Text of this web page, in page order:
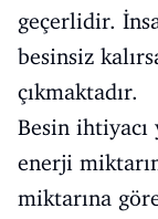
geçerlidir.
besinsiz
çıkmaktadır.
Besin ihtiyacı
enerji
miktarına